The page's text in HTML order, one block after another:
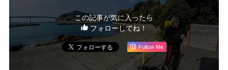
この記事が気に入ったら
フォローしてね！
Follow Me